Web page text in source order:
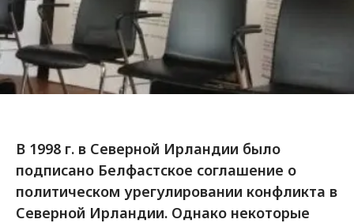
В 1998 г. в Северной Ирландии было
подписано Белфастское соглашение о
политическом урегулировании конфликта в
Северной Ирландии. Однако некоторые